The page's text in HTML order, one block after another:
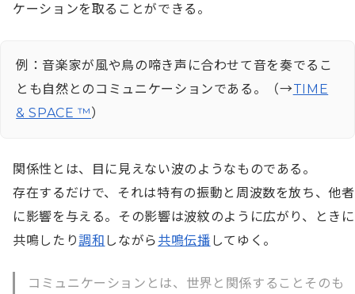
ケーションを取ることができる。
例：音楽家が風や鳥の啼き声に合わせて音を奏でるこ
とも自然とのコミュニケーションである。（→TIME
& SPACE ™︎）
関係性とは、目に見えない波のようなものである。
存在するだけで、それは特有の振動と周波数を放ち、他者
に影響を与える。その影響は波紋のように広がり、ときに
共鳴したり調和 しながら 共鳴伝播 してゆく。
コミュニケーションとは、世界と関係することそのも